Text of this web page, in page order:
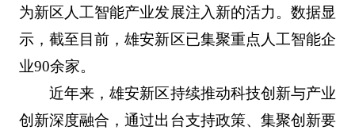
为新区人工智能产业发展注入新的活力。数据显
示，截至目前，雄安新区已集聚重点人工智能企
业90余家。
近年来，雄安新区持续推动科技创新与产业
创新深度融合，通过出台支持政策、集聚创新要